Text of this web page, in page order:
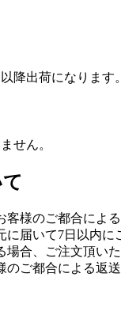
降出荷になります。
せん。
客様のご都合によ
に届いて7日以内
場合、ご注文頂い
のご都合による返